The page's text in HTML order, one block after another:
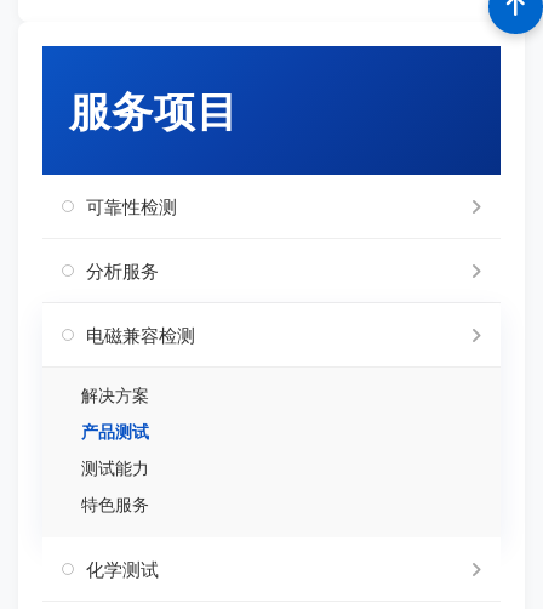
服务项目
可靠性检测
分析服务
电磁兼容检测
解决方案
产品测试
测试能力
特色服务
化学测试